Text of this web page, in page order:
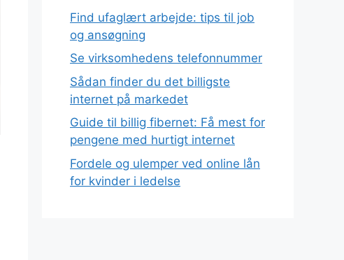
Find ufaglært arbejde: tips til job
og ansøgning
Se virksomhedens telefonnummer
Sådan finder du det billigste
internet på markedet
Guide til billig fibernet: Få mest for
pengene med hurtigt internet
Fordele og ulemper ved online lån
for kvinder i ledelse